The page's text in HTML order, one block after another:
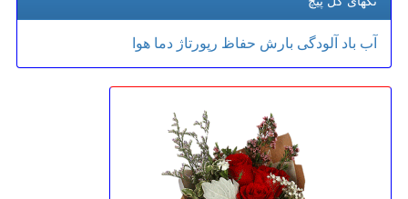
آب باد آلودگی بارش حفاظ رپورتاژ دما هوا